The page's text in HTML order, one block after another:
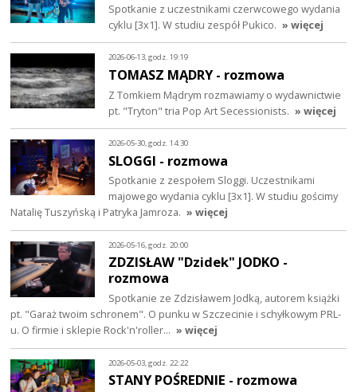
Spotkanie z uczestnikami czerwcowego wydania
cyklu [3x1]. W studiu zespół Pukico. » więcej
2026-06-13, godz. 19:19
TOMASZ MĄDRY - rozmowa
Z Tomkiem Mądrym rozmawiamy o wydawnictwie
pt. "Tryton" tria Pop Art Secessionists. » więcej
2026-05-30, godz. 14:30
SLOGGI - rozmowa
Spotkanie z zespołem Sloggi. Uczestnikami
majowego wydania cyklu [3x1]. W studiu gościmy
Natalię Tuszyńską i Patryka Jamroza. » więcej
2026-05-16, godz. 20:00
ZDZISŁAW "Dzidek" JODKO -
rozmowa
Spotkanie ze Zdzisławem Jodką, autorem książki
pt. "Garaż twoim schronem". O punku w Szczecinie i schyłkowym PRL-
u. O firmie i sklepie Rock'n'roller… » więcej
2026-05-03, godz. 22:22
STANY POŚREDNIE - rozmowa